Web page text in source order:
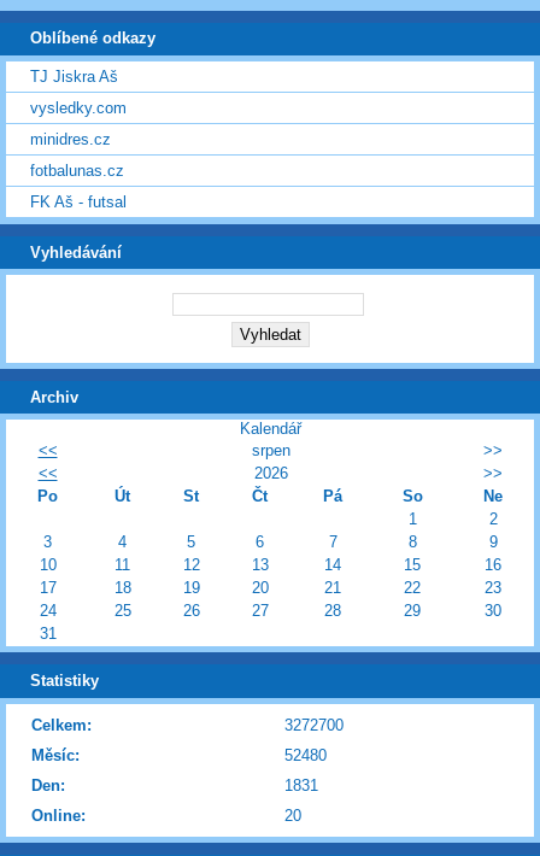
Oblíbené odkazy
TJ Jiskra Aš
vysledky.com
minidres.cz
fotbalunas.cz
FK Aš - futsal
Vyhledávání
Archiv
Kalendář
<<
srpen
>>
<<
2026
>>
Po
Út St Čt Pá So
Ne
1
2
3
4 5 6 7 8
9
10
11 12 13 14 15
16
17
18 19 20 21 22
23
24
25 26 27 28 29
30
31
Statistiky
Online: 20
Celkem:
3272700
Měsíc:
52480
Den:
1831